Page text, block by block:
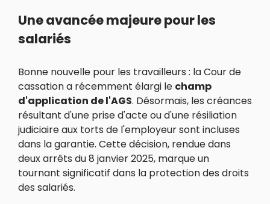
Une avancée majeure pour les
salariés
Bonne nouvelle pour les travailleurs : la Cour de
cassation a récemment élargi le champ
d'application de l'AGS. Désormais, les créances
résultant d'une prise d'acte ou d'une résiliation
judiciaire aux torts de l'employeur sont incluses
dans la garantie. Cette décision, rendue dans
deux arrêts du 8 janvier 2025, marque un
tournant significatif dans la protection des droits
des salariés.